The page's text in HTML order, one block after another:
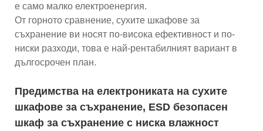
е само малко електроенергия.
От горното сравнение, сухите шкафове за
съхранение ви носят по-висока ефективност и по-
ниски разходи, това е най-рентабилният вариант в
дългосрочен план.
Предимства на електрониката на сухите
шкафове за съхранение, ESD безопасен
шкаф за съхранение с ниска влажност